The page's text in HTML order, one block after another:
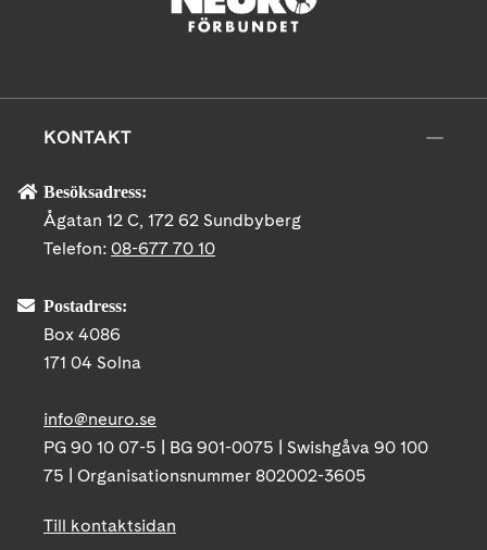
KONTAKT
Besöksadress:
Ågatan 12 C, 172 62 Sundbyberg
Telefon: 08-677 70 10
Postadress:
Box 4086
171 04 Solna
info@neuro.se
PG 90 10 07-5 | BG 901-0075 | Swishgåva 90 100
75 | Organisationsnummer 802002-3605
Till kontaktsidan